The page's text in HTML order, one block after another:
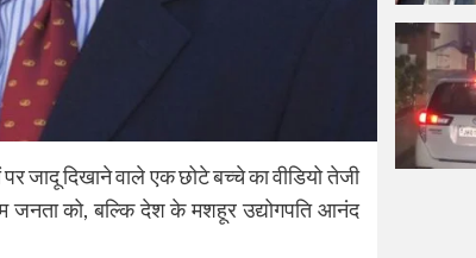
जादू दिखाने वाले एक छोटे बच्चे का वीडियो तेजी
को, बल्कि देश के मशहूर उद्योगपति आनंद